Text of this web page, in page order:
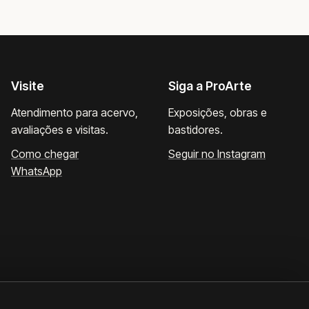
Visite
Atendimento para acervo,
avaliações e visitas.
Como chegar
WhatsApp
Siga a ProArte
Exposições, obras e
bastidores.
Seguir no Instagram